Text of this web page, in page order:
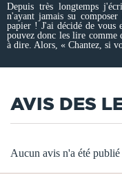
Depuis très longtemps
n'ayant jamais su
papier ! J'ai décidé de vous
pouvez donc les lire comme
à dire. Alors, « Chantez, si
AVIS DES
Aucun avis n'a été